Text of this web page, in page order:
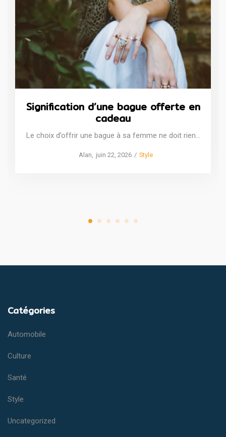
Signification d’une bague offerte en
cadeau
Le choix d’offrir une bague à sa femme ne doit rien…
Alan
Posted
juin 22, 2026
Posted
Style
Catégories
Automobile
Culture
Santé
Style
Uncategorized